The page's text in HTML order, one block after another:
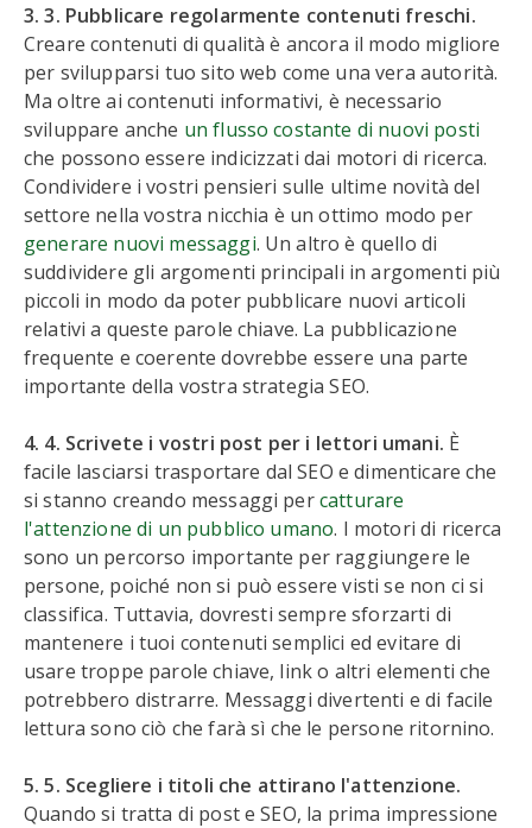
3. 3. Pubblicare regolarmente contenuti freschi.
Creare contenuti di qualità è ancora il modo migliore
per svilupparsi tuo sito web come una vera autorità.
Ma oltre ai contenuti informativi, è necessario
sviluppare anche un flusso costante di nuovi posti
che possono essere indicizzati dai motori di ricerca.
Condividere i vostri pensieri sulle ultime novità del
settore nella vostra nicchia è un ottimo modo per
generare nuovi messaggi. Un altro è quello di
suddividere gli argomenti principali in argomenti più
piccoli in modo da poter pubblicare nuovi articoli
relativi a queste parole chiave. La pubblicazione
frequente e coerente dovrebbe essere una parte
importante della vostra strategia SEO.
4. 4. Scrivete i vostri post per i lettori umani. È
facile lasciarsi trasportare dal SEO e dimenticare che
si stanno creando messaggi percatturare
l'attenzione di un pubblico umano. I motori di ricerca
sono un percorso importante per raggiungere le
persone, poiché non si può essere visti se non ci si
classifica. Tuttavia, dovresti sempre sforzarti di
mantenere i tuoi contenuti semplici ed evitare di
usare troppe parole chiave, link o altri elementi che
potrebbero distrarre. Messaggi divertenti e di facile
lettura sono ciò che farà sì che le persone ritornino.
5. 5. Scegliere i titoli che attirano l'attenzione.
Quando si tratta di post e SEO, la prima impressione